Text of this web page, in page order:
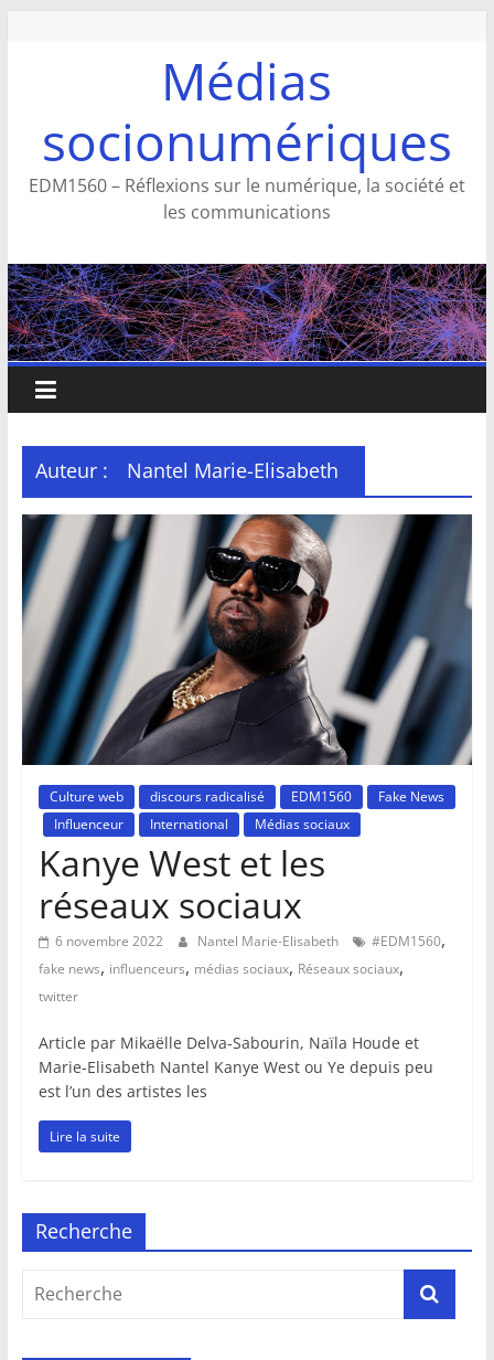
Médias
socionumériques
EDM1560 – Réflexions sur le numérique, la société et
les communications
Auteur : Nantel Marie-Elisabeth
Culture web discours radicalisé EDM1560
Fake News
Influenceur
International Médias sociaux
Kanye West et les
réseaux sociaux
6 novembre 2022 Nantel Marie-Elisabeth #EDM1560,
fake news, influenceurs, médias sociaux, Réseaux sociaux,
twitter
Article par Mikaëlle Delva-Sabourin, Naïla Houde et
Marie-Elisabeth Nantel Kanye West ou Ye depuis peu
est l’un des artistes les
Lire la suite
Recherche